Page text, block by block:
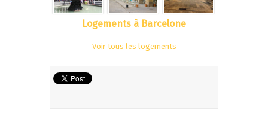
Logements à Barcelone
Voir tous les logements